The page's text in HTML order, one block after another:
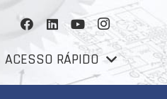
ACESSO RÁPIDO